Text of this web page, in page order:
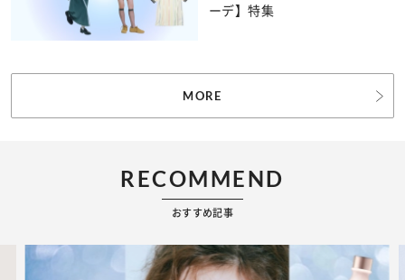
ーデ】特集
MORE
RECOMMEND
おすすめ記事